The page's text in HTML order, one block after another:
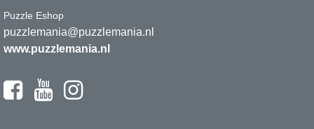
Puzzle Eshop
puzzlemania@puzzlemania.nl
www.puzzlemania.nl